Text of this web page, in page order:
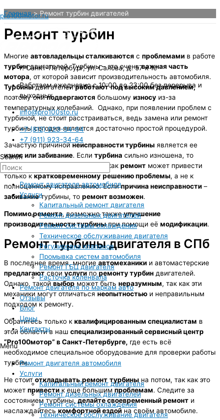
Перейти
к
содержимому
pro100motor.ru
г. Санкт-Петербург, ул. Салова, д. 57 к 1с
Работаем ежедневно с 10:00 до 23:00 без перерыва и
выходных
info@pro100sto.ru
+7 (812) 923-34-64
+7 (911) 923-34-64
Search
Ремонт двигателя автомобиля
Услуги
Капитальный ремонт двигателя
Ремонт дизельных двигателей
Ремонт системы охлаждения
Техническое обслуживание двигателя
Регулировка клапанов
Промывка систем автомобиля
Ремонт ГБЦ двигателя
Расточка коленвала
Ремонт двигателя по маркам авто
Отзывы
Блог
Цены
Контакты
Menu
Ремонт двигателя автомобиля
Услуги
Капитальный ремонт двигателя
Ремонт дизельных двигателей
Ремонт системы охлаждения
Техническое обслуживание двигателя
Главная Ремонт турбин двигателей
Ремонт турбин
Многие автовладельцы сталкиваются с проблемами в работе
турбиндвигателей. Турбины – это оченьважная часть
мотора, от которой зависит производительность автомобиля.
Турбиныдвигателейработают под высоким давлением,
поэтому ониподвергаются большому износу из-за
температурных колебаний. Однако, при появлении проблем с
турбиной, не стоит расстраиваться, ведь замена или ремонт
турбины сегодня является достаточно простой процедурой.
Зачастую причинойнеисправности турбины является ее
износ или забивание. Если турбина сильно изношена, то
лучше
ее, так как ремонт может привести
только к кратковременному решению проблемы, а не к
полноценному исправлению. Еслипричина неисправности –
забиваниетурбины, то ремонт возможен.
Помимо ремонта, возможно такжеулучшение
производительности турбиныпри помощи её модификации.
Ремонт турбины двигателя в СПб
В последнее время, многие автомеханики
предлагают свои услуги по ремонту турбин двигателей.
Однако, такой выбор может быть неразумным, так как эти
механики могут отличаться неопытностью и неправильным
подходом к ремонту.
Обратитесь только к квалифицированным специалистам в
этой области в наш специализированный сервисный центр
“Pro100мотор” в Санкт-Петербурге, где есть всё
необходимое специальное оборудование для проверки работы
турбин.
Не стоит откладывать ремонт турбины на потом, так как это
может привести к еще большимпроблемам. Следите за
состоянием турбины, делайте своевременный ремонт и
наслаждайтесь комфортной ездой на своём автомобиле.